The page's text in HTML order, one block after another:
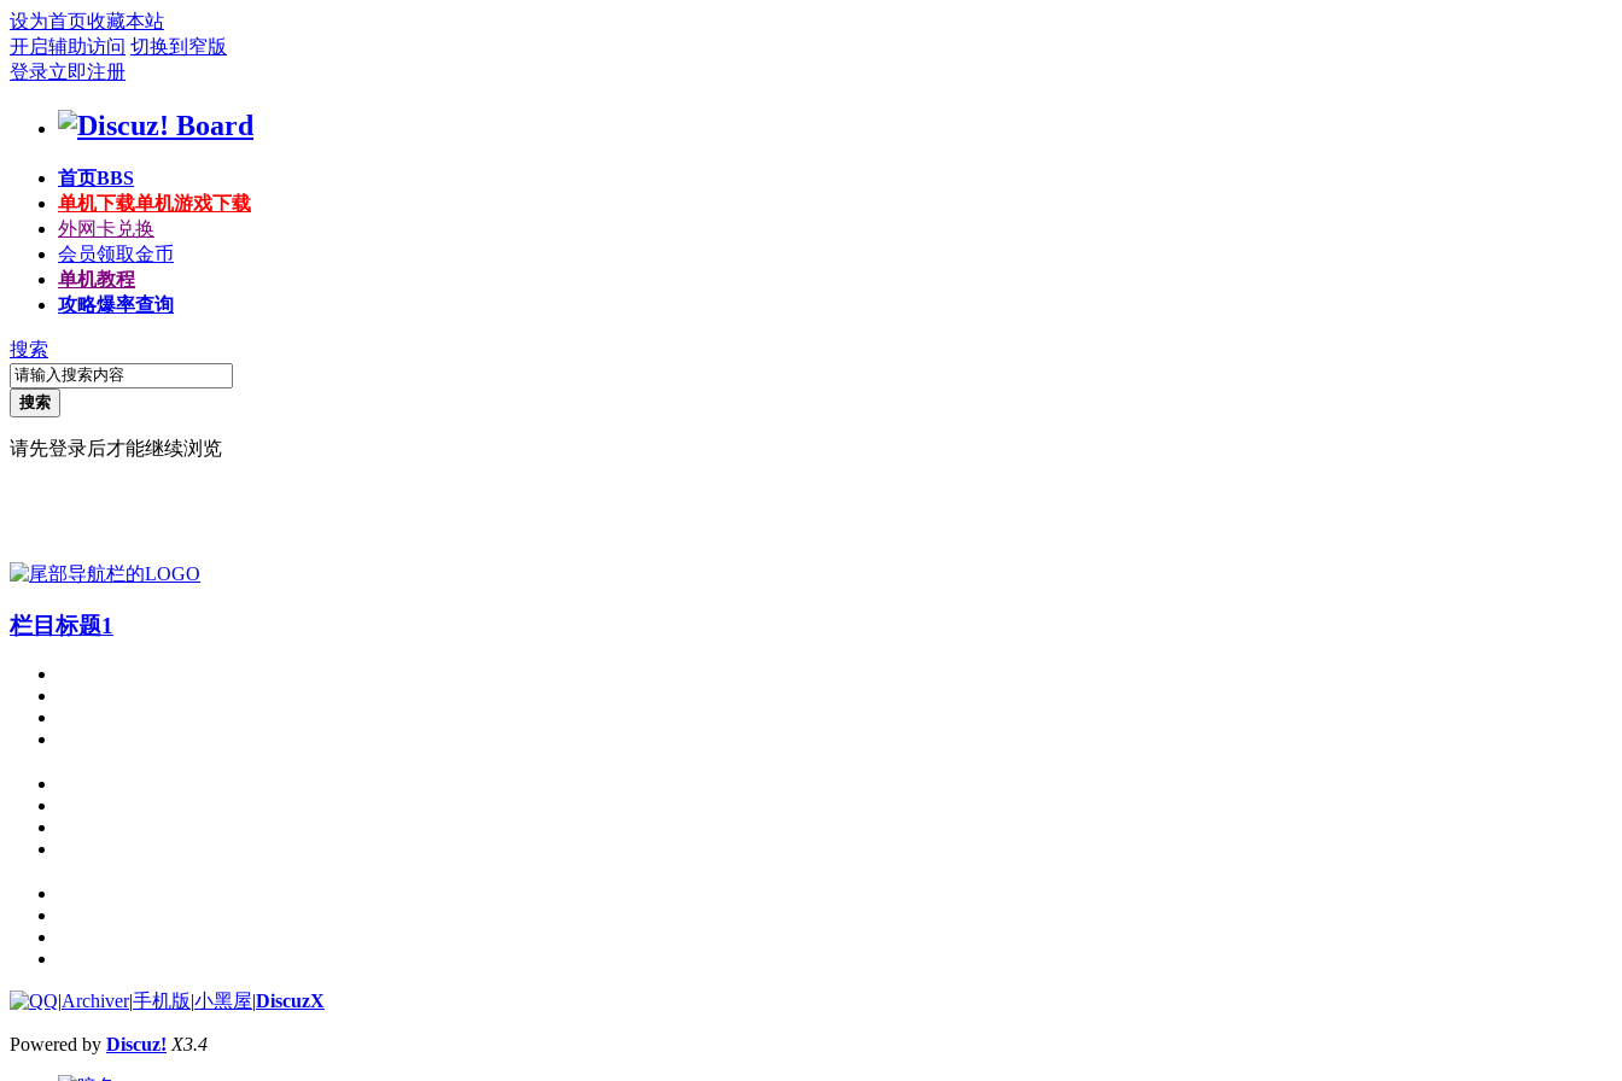
设为首页收藏本站
开启辅助访问 切换到窄版
登录立即注册
首页BBS
单机下载单机游戏下载
外网卡兑换
会员领取金币
单机教程
攻略爆率查询
搜索
搜索
请先登录后才能继续浏览
栏目标题1
|Archiver|手机版|小黑屋|DiscuzX
Powered by Discuz! X3.4